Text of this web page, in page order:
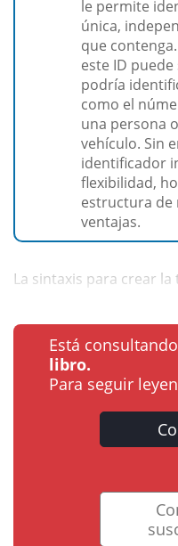
le permite
única,
que
este ID
podría
como el
una persona
vehículo. Sin
identificador
flexibilidad,
estructura de
ventajas.
La sintaxis para crear la
Está
libro.
Para seguir